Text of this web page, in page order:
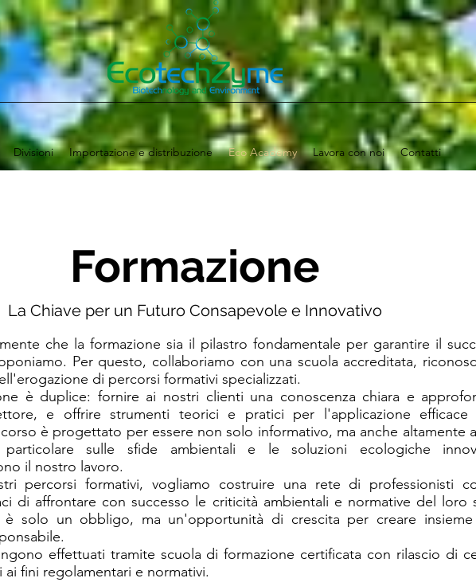
Divisioni Importazione e distribuzione Eco Academy Lavora con noi Contatti
Formazione
La Chiave per un Futuro Consapevole e Innovativo
che la formazione sia il pilastro fondamentale per garantire il
Per questo, collaboriamo con una scuola accreditata,
di percorsi formativi specializzati.
è duplice: fornire ai nostri clienti una conoscenza chiara e
e offrire strumenti teorici e pratici per l'applicazione efficace
è progettato per essere non solo informativo, ma anche altamente
sulle sfide ambientali e le soluzioni ecologiche
il nostro lavoro.
percorsi formativi, vogliamo costruire una rete di professionisti
di affrontare con successo le criticità ambientali e normative del loro
è solo un obbligo, ma un'opportunità di crescita per creare
effettuati tramite scuola di formazione certificata con rilascio di
ai fini regolamentari e normativi.